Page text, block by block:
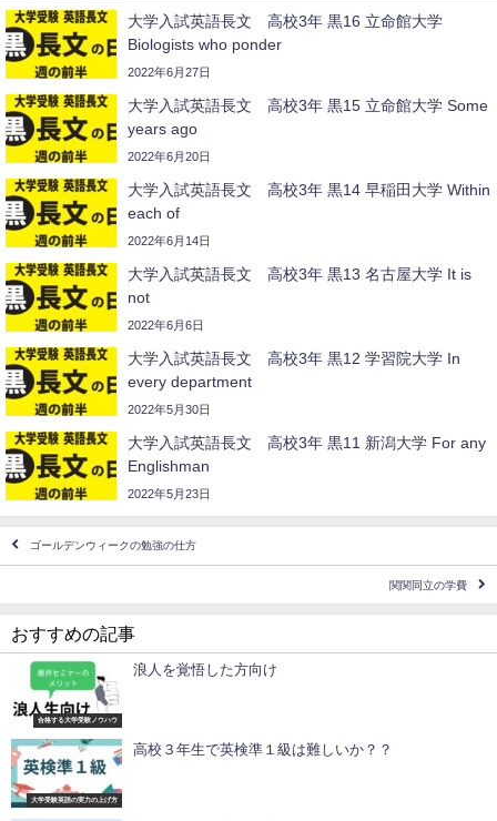
大学入試英語長文 高校3年 黒16 立命館大学
Biologists who ponder
2022年6月27日
大学入試英語長文 高校3年 黒15 立命館大学 Some
years ago
2022年6月20日
大学入試英語長文 高校3年 黒14 早稲田大学 Within
each of
2022年6月14日
大学入試英語長文 高校3年 黒13 名古屋大学 It is
not
2022年6月6日
大学入試英語長文 高校3年 黒12 学習院大学 In
every department
2022年5月30日
大学入試英語長文 高校3年 黒11 新潟大学 For any
Englishman
2022年5月23日
ゴールデンウィークの勉強の仕方
関関同立の学費
おすすめの記事
合格する大学受験ノウハウ
浪人を覚悟した方向け
大学受験英語の実力の上げ方
高校３年生で英検準１級は難しいか？？